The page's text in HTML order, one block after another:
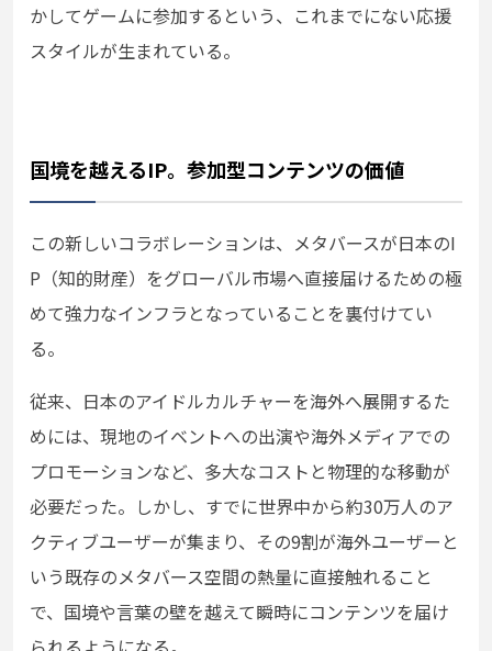
かしてゲームに参加するという、これまでにない応援
スタイルが生まれている。
国境を越えるIP。参加型コンテンツの価値
この新しいコラボレーションは、メタバースが日本のI
P（知的財産）をグローバル市場へ直接届けるための極
めて強力なインフラとなっていることを裏付けてい
る。
従来、日本のアイドルカルチャーを海外へ展開するた
めには、現地のイベントへの出演や海外メディアでの
プロモーションなど、多大なコストと物理的な移動が
必要だった。しかし、すでに世界中から約30万人のア
クティブユーザーが集まり、その9割が海外ユーザーと
いう既存のメタバース空間の熱量に直接触れること
で、国境や言葉の壁を越えて瞬時にコンテンツを届け